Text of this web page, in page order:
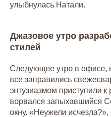
улыбнулась Натали.
Джазовое утро
стилей
Следующее утро в офисе,
все заправились
энтузиазмом приступили
ворвался запыхавшийся
окну. «Неужели